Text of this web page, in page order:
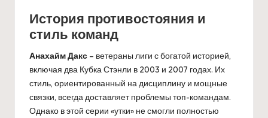
История противостояния и
стиль команд
Анахайм Дакс – ветераны лиги с богатой историей,
включая два Кубка Стэнли в 2003 и 2007 годах. Их
стиль, ориентированный на дисциплину и мощные
связки, всегда доставляет проблемы топ-командам.
Однако в этой серии «утки» не смогли полностью